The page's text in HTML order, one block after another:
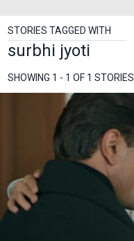
STORIES TAGGED WITH
surbhi jyoti
SHOWING 1 - 1 OF 1 STORIES